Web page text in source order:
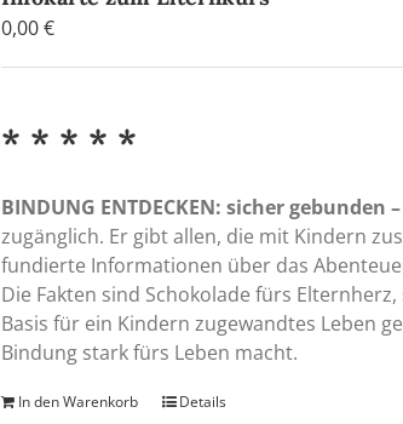
0,00€
* * * * *
BINDUNG ENTDECKEN: sicher gebunden
zugänglich. Er gibt allen, die mit Kindern
fundierte Informationen über das
Die Fakten sind Schokolade fürs
Basis für ein Kindern zugewandtes Leben
Bindung stark fürs Leben macht.
In den Warenkorb Details